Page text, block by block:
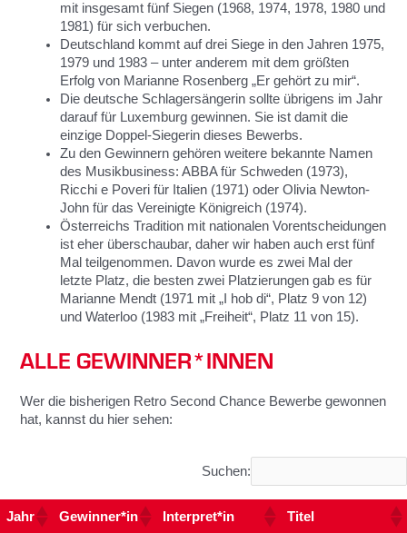
mit insgesamt fünf Siegen (1968, 1974, 1978, 1980 und
1981) für sich verbuchen.
Deutschland kommt auf drei Siege in den Jahren 1975,
1979 und 1983 – unter anderem mit dem größten
Erfolg von Marianne Rosenberg „Er gehört zu mir“.
Die deutsche Schlagersängerin sollte übrigens im Jahr
darauf für Luxemburg gewinnen. Sie ist damit die
einzige Doppel-Siegerin dieses Bewerbs.
Zu den Gewinnern gehören weitere bekannte Namen
des Musikbusiness: ABBA für Schweden (1973),
Ricchi e Poveri für Italien (1971) oder Olivia Newton-
John für das Vereinigte Königreich (1974).
Österreichs Tradition mit nationalen Vorentscheidungen
ist eher überschaubar, daher wir haben auch erst fünf
Mal teilgenommen. Davon wurde es zwei Mal der
letzte Platz, die besten zwei Platzierungen gab es für
Marianne Mendt (1971 mit „I hob di“, Platz 9 von 12)
und Waterloo (1983 mit „Freiheit“, Platz 11 von 15).
ALLE GEWINNER*INNEN
Wer die bisherigen Retro Second Chance Bewerbe gewonnen
hat, kannst du hier sehen:
Suchen:
Jahr Gewinner*in Interpret*in Titel